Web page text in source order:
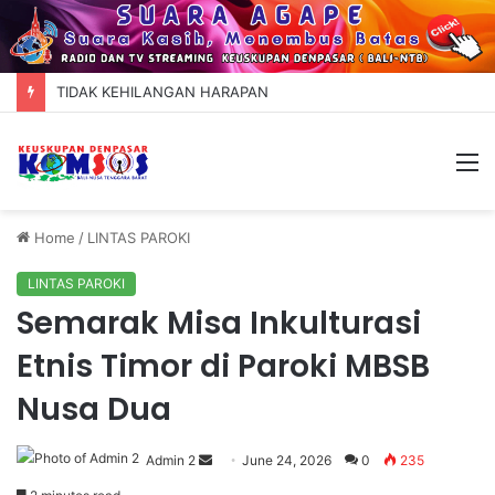
TIDAK KEHILANGAN HARAPAN
Home / LINTAS PAROKI
LINTAS PAROKI
Semarak Misa Inkulturasi
Etnis Timor di Paroki MBSB
Nusa Dua
Admin 2 June 24, 2026 0 235